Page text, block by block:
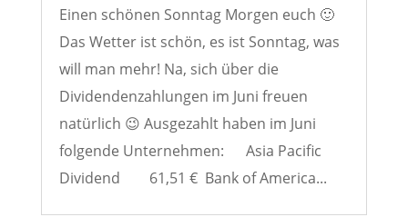
Einen schönen Sonntag Morgen euch 🙂
Das Wetter ist schön, es ist Sonntag, was
will man mehr! Na, sich über die
Dividendenzahlungen im Juni freuen
natürlich 😉 Ausgezahlt haben im Juni
folgende Unternehmen: Asia Pacific
Dividend 61,51 € Bank of America...